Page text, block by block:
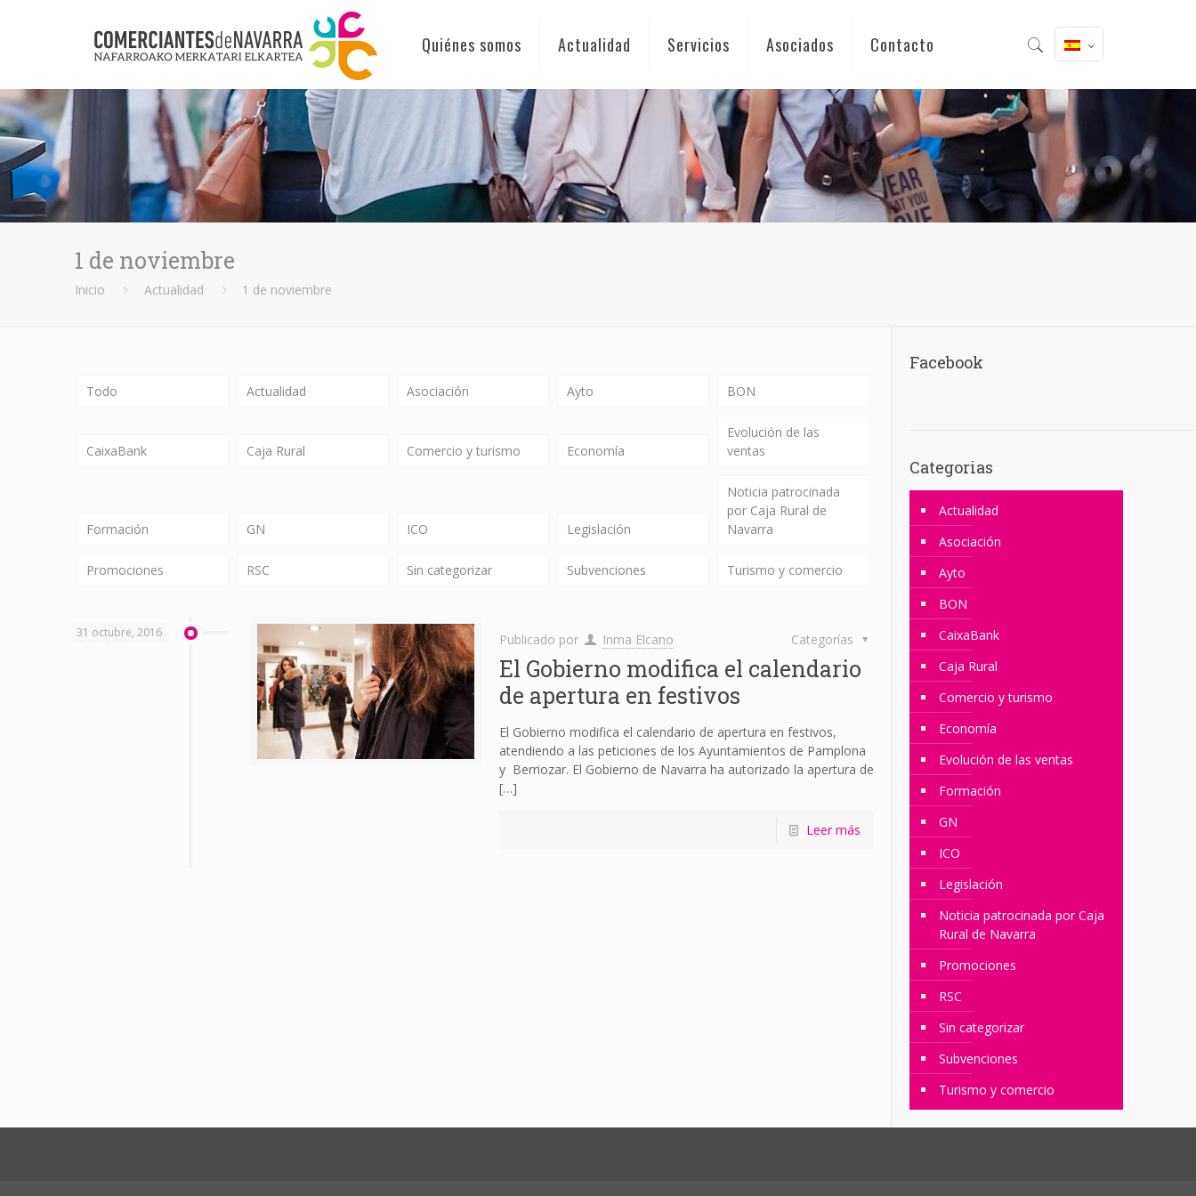
Quiénes somos Actualidad Servicios Asociados Contacto
1 de noviembre
Inicio Actualidad 1 de noviembre
Todo Actualidad Asociación Ayto BON
CaixaBank Caja Rural Comercio y turismo Economía
Evolución de las
ventas
Formación GN ICO Legislación
Noticia patrocinada
por Caja Rural de
Navarra
Promociones RSC Sin categorizar Subvenciones Turismo y comercio
31 octubre, 2016 Publicado por Inma Elcano Categorías
El Gobierno modifica el calendario
de apertura en festivos
El Gobierno modifica el calendario de apertura en festivos,
atendiendo a las peticiones de los Ayuntamientos de Pamplona
y Berriozar. El Gobierno de Navarra ha autorizado la apertura de
[…]
Leer más
Facebook
Categorias
Actualidad
Asociación
Ayto
BON
CaixaBank
Caja Rural
Comercio y turismo
Economía
Evolución de las ventas
Formación
GN
ICO
Legislación
Noticia patrocinada por Caja
Rural de Navarra
Promociones
RSC
Sin categorizar
Subvenciones
Turismo y comercio